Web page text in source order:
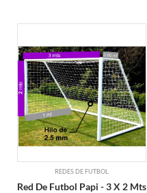
REDES DE FUTBOL
Red De Futbol Papi - 3 X 2 Mts